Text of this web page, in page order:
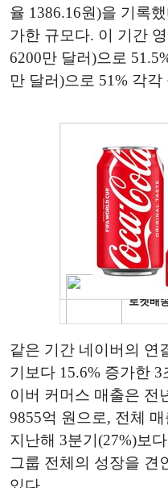
율 1386.16원)을 기록
가한 규모다. 이 기간
6200만 달러)으로
만 달러)으로 51% 각각
같은 기간 네이버의 연
기보다 15.6% 증가한 3
이버 커머스 매출은 전
9855억 원으로, 전체
지난해 3분기(27%)보
그룹 전체의 성장을 견